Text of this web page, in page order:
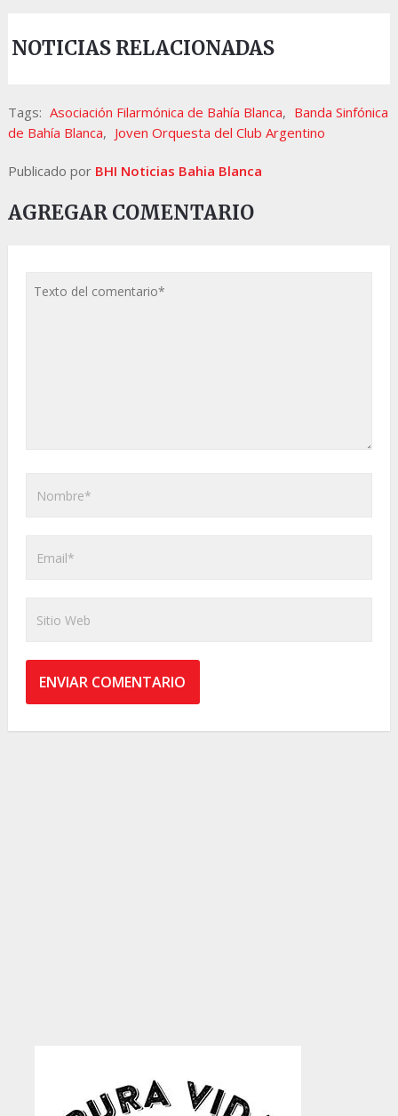
NOTICIAS RELACIONADAS
Tags: Asociación Filarmónica de Bahía Blanca, Banda Sinfónica
de Bahía Blanca, Joven Orquesta del Club Argentino
Publicado por BHI Noticias Bahia Blanca
AGREGAR COMENTARIO